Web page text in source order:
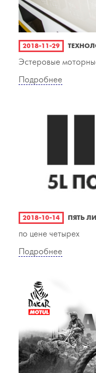
2018-11-29
Эстеровые
Подробнее
2018-10-14 ПЯТЬ
по цене четырех
Подробнее